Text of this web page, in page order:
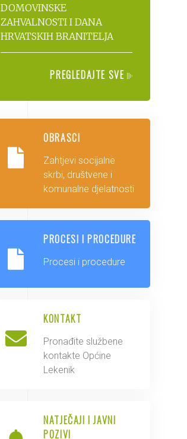
DOMOVINSKE
ZAHVALNOSTI I DANA
HRVATSKIH BRANITELJA
PREGLEDAJTE SVE
OBRASCI
Zahtjevi socijalne
skrbi, društvene i
komunalne djelatnosti
PROCESI I PROCEDURE
Procesi i procedure
KONTAKT
Pronađite službene
kontakte Općine
Lekenik
NATJEČAJI I JAVNI
POZIVI